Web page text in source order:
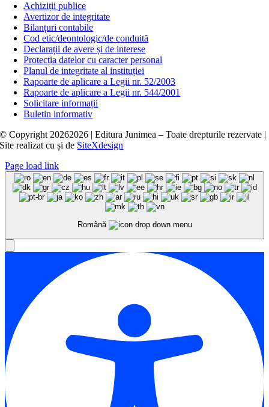
Achiziții publice
Avertizor de integritate
Bilanțuri contabile
Cod etic/deontologic/de conduită
Declarații de avere și de interese
Protecția datelor cu caracter personal
Planul de integritate al instituției
Rapoarte de aplicare a Legii nr. 52/2003
Rapoarte de aplicare a Legii nr. 544/2001
Solicitare informații
Buletin informativ
© Copyright 20262026 | Editura Junimea – Toate drepturile rezervate |
Site realizat cușide SiteXdesign
Page load link
Română